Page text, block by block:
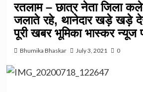
रतलाम – छात्र नेता जिला
जलाते रहे, थानेदार खड़े खड़े
पूरी खबर भूमिका भास्कर न्यूज
Bhumika Bhaskar July 3, 2021 0